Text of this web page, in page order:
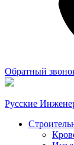
Обратный
Русские